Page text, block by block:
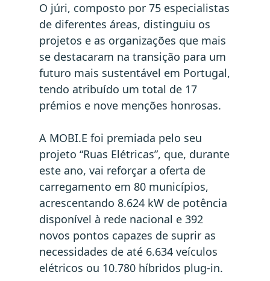
O júri, composto por 75 especialistas
de diferentes áreas, distinguiu os
projetos e as organizações que mais
se destacaram na transição para um
futuro mais sustentável em Portugal,
tendo atribuído um total de 17
prémios e nove menções honrosas.
A MOBI.E foi premiada pelo seu
projeto “Ruas Elétricas”, que, durante
este ano, vai reforçar a oferta de
carregamento em 80 municípios,
acrescentando 8.624 kW de potência
disponível à rede nacional e 392
novos pontos capazes de suprir as
necessidades de até 6.634 veículos
elétricos ou 10.780 híbridos plug-in.